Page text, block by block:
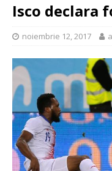
Isco declara
noiembrie 12, 2017